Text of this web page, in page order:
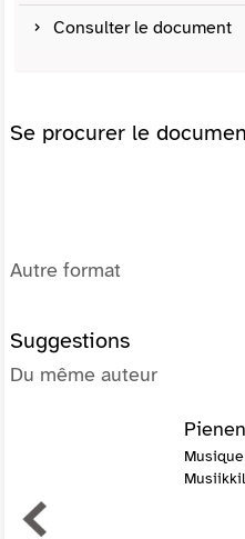
Consulter le document
Se procurer le
Autre format
Suggestions
Du même auteur